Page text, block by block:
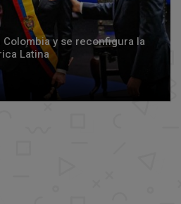
y se reconfigura la
Latina